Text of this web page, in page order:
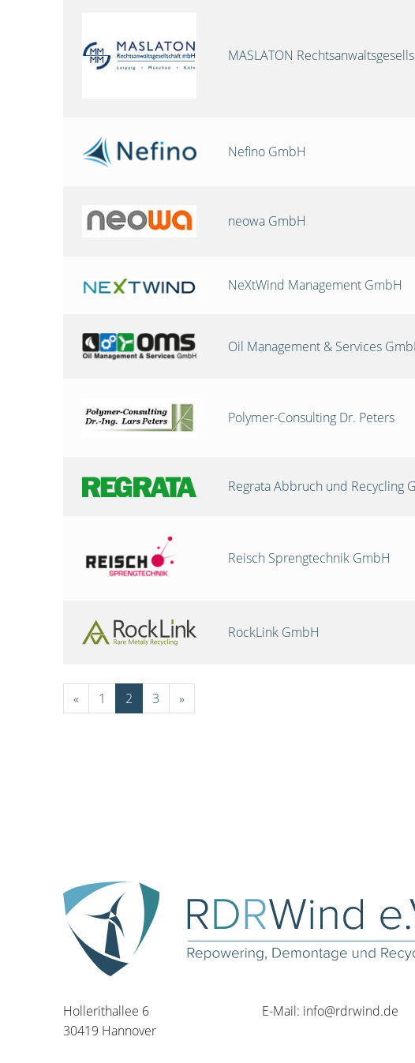
MASLATON
Nefino GmbH
neowa GmbH
NeXtWind Management GmbH
Oil Management & Services
Polymer-Consulting Dr. Peters
Regrata Abbruch und Recycling
Reisch Sprengtechnik GmbH
RockLink GmbH
« 1 2 3 »
Hollerithallee 6
30419 Hannover
E-Mail: info@rdrwind.de